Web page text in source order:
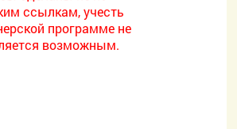
ссылкам, учесть
программе не
возможным.